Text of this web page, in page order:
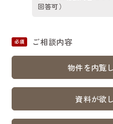
回答可）
必須 ご相談内容
物件を内覧
資料が欲